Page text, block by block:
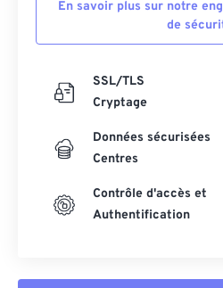
En savoir plus sur notre
de
SSL/TLS
Cryptage
Données sécurisées
Centres
Contrôle d'accès et
Authentification